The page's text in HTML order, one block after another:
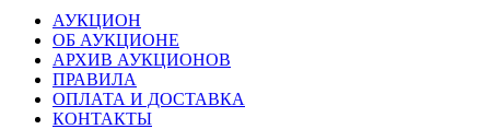
АУКЦИОН
ОБ АУКЦИОНЕ
АРХИВ АУКЦИОНОВ
ПРАВИЛА
ОПЛАТА И ДОСТАВКА
КОНТАКТЫ